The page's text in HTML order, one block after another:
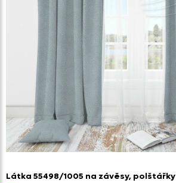
Látka 55498/1005 na závěsy, polštářky